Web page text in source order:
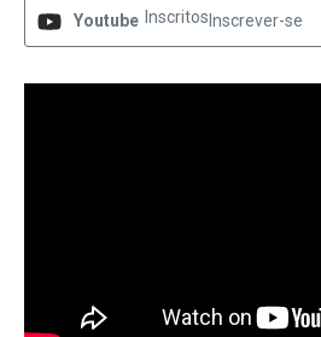
Youtube Inscritos Inscrever-se